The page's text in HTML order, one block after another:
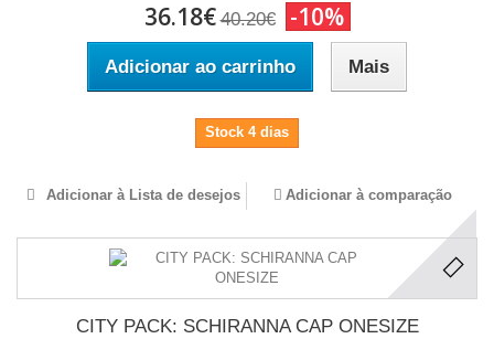
36.18€ 40.20€ -10%
Adicionar ao carrinho Mais
Stock 4 dias
Adicionar à Lista de desejos Adicionar à comparação
CITY PACK: SCHIRANNA CAP ONESIZE